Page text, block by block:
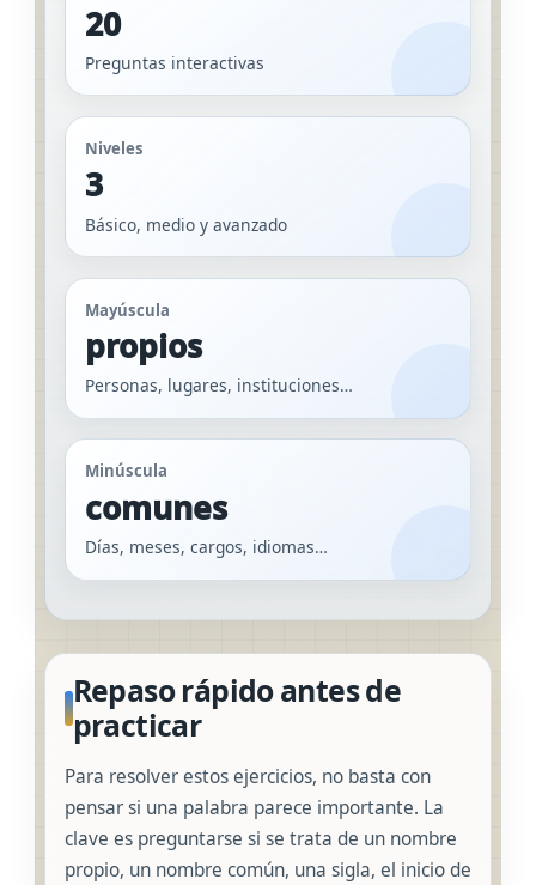
20
Preguntas interactivas
Niveles
3
Básico, medio y avanzado
Mayúscula
propios
Personas, lugares, instituciones…
Minúscula
comunes
Días, meses, cargos, idiomas…
Repaso rápido antes de
practicar
Para resolver estos ejercicios, no basta con
pensar si una palabra parece importante. La
clave es preguntarse si se trata de un nombre
propio, un nombre común, una sigla, el inicio de